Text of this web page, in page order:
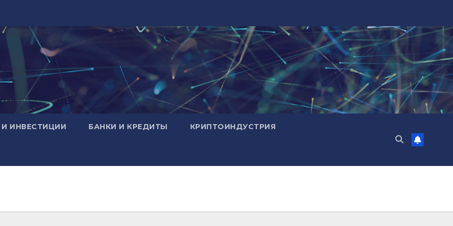
И ИНВЕСТИЦИИ БАНКИ И КРЕДИТЫ КРИПТОИНДУСТРИЯ